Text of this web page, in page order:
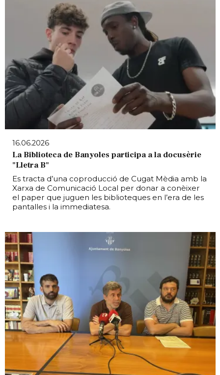
16.06.2026
La Biblioteca de Banyoles participa a la docusèrie
"Lletra B"
Es tracta d’una coproducció de Cugat Mèdia amb la
Xarxa de Comunicació Local per donar a conèixer
el paper que juguen les biblioteques en l’era de les
pantalles i la immediatesa.